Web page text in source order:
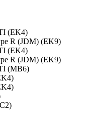
(EK4)
R (JDM) (EK9)
(EK4)
R (JDM) (EK9)
(MB6)